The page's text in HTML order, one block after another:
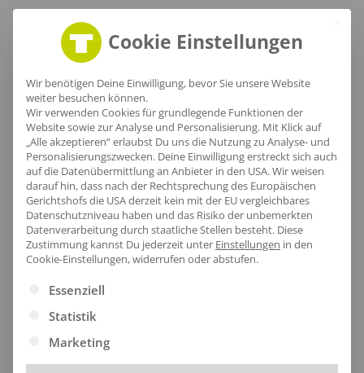
Größentabelle
Lieferzeit
[jgm-review-widget]
Kundenprojekte
Cookie Einstellungen
Wir benötigen Deine Einwilligung, bevor Sie unsere Website
weiter besuchen können.
Wir verwenden Cookies für grundlegende Funktionen der
Website sowie zur Analyse und Personalisierung. Mit Klick auf
„Alle akzeptieren“ erlaubst Du uns die Nutzung zu Analyse- und
Personalisierungszwecken. Deine Einwilligung erstreckt sich auch
auf die Datenübermittlung an Anbieter in den USA. Wir weisen
darauf hin, dass nach der Rechtsprechung des Europäischen
Gerichtshofs die USA derzeit kein mit der EU vergleichbares
Datenschutzniveau haben und das Risiko der unbemerkten
Datenverarbeitung durch staatliche Stellen besteht. Diese
Zustimmung kannst Du jederzeit unter Einstellungen in den
Cookie-Einstellungen, widerrufen oder abstufen.
Es folgt eine Liste der Service-Gruppen, für die eine
Essenziell
Statistik
Marketing